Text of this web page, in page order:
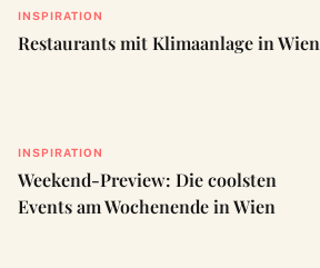
INSPIRATION
Restaurants mit Klimaanlage in Wien
INSPIRATION
Weekend-Preview: Die coolsten
Events am Wochenende in Wien